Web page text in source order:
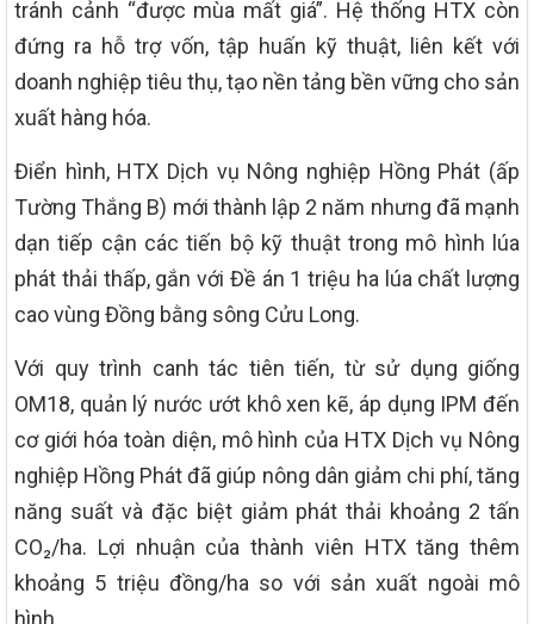
tránh cảnh “được mùa mất giá”. Hệ thống HTX còn
đứng ra hỗ trợ vốn, tập huấn kỹ thuật, liên kết với
doanh nghiệp tiêu thụ, tạo nền tảng bền vững cho sản
xuất hàng hóa.
Điển hình, HTX Dịch vụ Nông nghiệp Hồng Phát (ấp
Tường Thắng B) mới thành lập 2 năm nhưng đã mạnh
dạn tiếp cận các tiến bộ kỹ thuật trong mô hình lúa
phát thải thấp, gắn với Đề án 1 triệu ha lúa chất lượng
cao vùng Đồng bằng sông Cửu Long.
Với quy trình canh tác tiên tiến, từ sử dụng giống
OM18, quản lý nước ướt khô xen kẽ, áp dụng IPM đến
cơ giới hóa toàn diện, mô hình của HTX Dịch vụ Nông
nghiệp Hồng Phát đã giúp nông dân giảm chi phí, tăng
năng suất và đặc biệt giảm phát thải khoảng 2 tấn
CO₂/ha. Lợi nhuận của thành viên HTX tăng thêm
khoảng 5 triệu đồng/ha so với sản xuất ngoài mô
hình.